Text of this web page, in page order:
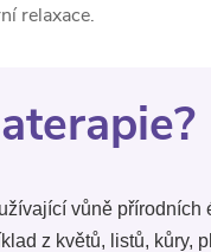
relaxace.
vůně
z květů, listů, kůry,